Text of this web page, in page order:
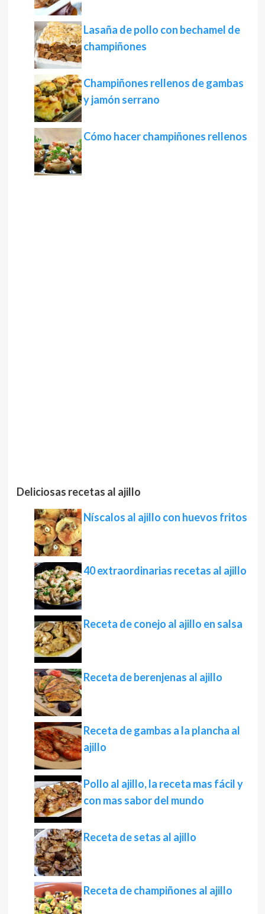
Lasaña de pollo con bechamel de
champiñones
Champiñones rellenos de gambas
y jamón serrano
Cómo hacer champiñones rellenos
Deliciosas recetas al ajillo
Níscalos al ajillo con huevos fritos
40 extraordinarias recetas al ajillo
Receta de conejo al ajillo en salsa
Receta de berenjenas al ajillo
Receta de gambas a la plancha al
ajillo
Pollo al ajillo, la receta mas fácil y
con mas sabor del mundo
Receta de setas al ajillo
Receta de champiñones al ajillo